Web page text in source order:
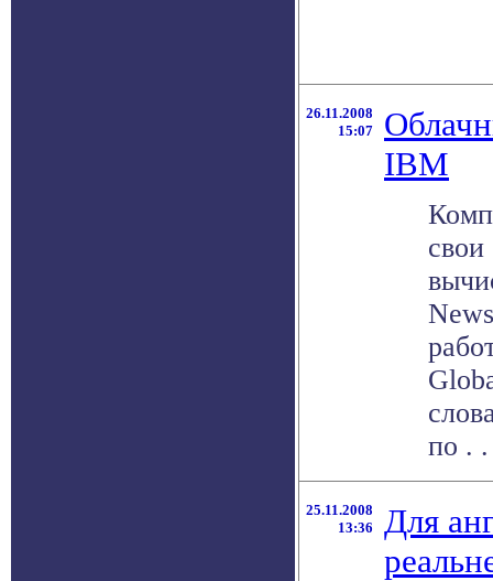
26.11.2008
15:07
IBM
по .
25.11.2008
13:36
Для